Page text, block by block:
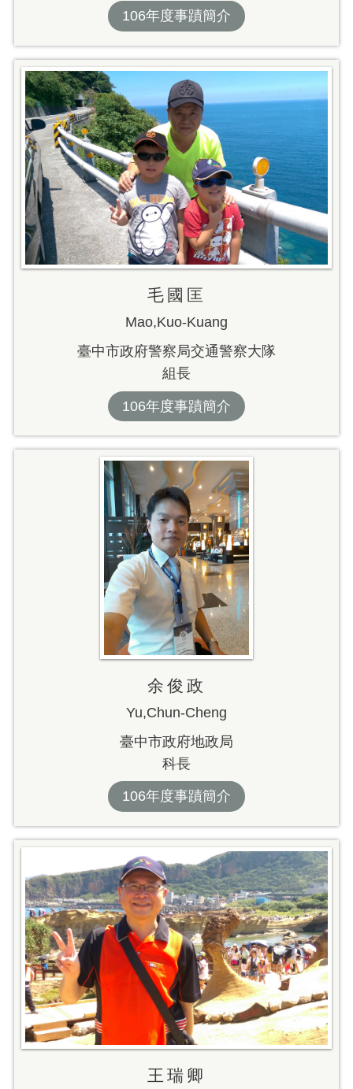
106年度事蹟簡介
毛國匡
Mao,Kuo-Kuang
臺中市政府警察局交通警察大隊
組長
106年度事蹟簡介
余俊政
Yu,Chun-Cheng
臺中市政府地政局
科長
106年度事蹟簡介
王瑞卿